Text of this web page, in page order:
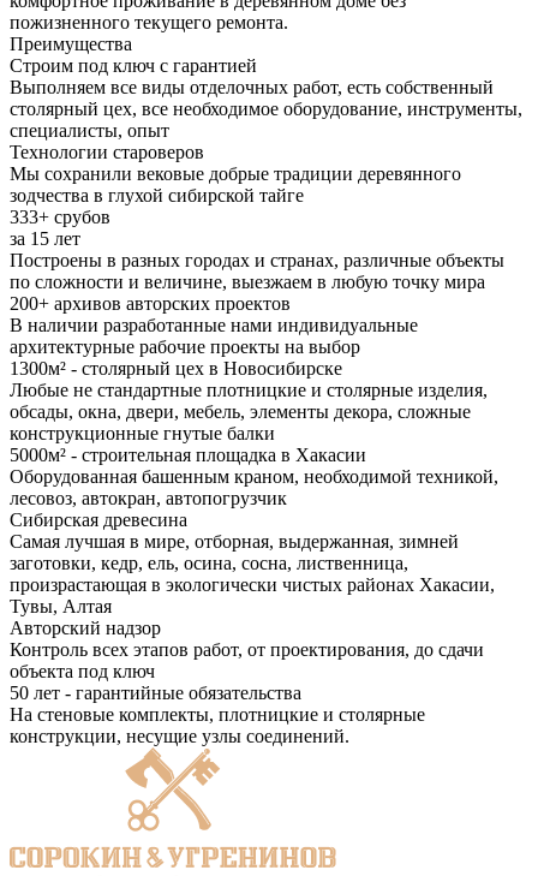
пожизненного текущего ремонта.
Преимущества
Строим под ключ с гарантией
Выполняем все виды отделочных работ, есть собственный
столярный цех, все необходимое оборудование, инструменты,
специалисты, опыт
Технологии староверов
Мы сохранили вековые добрые традиции деревянного
зодчества в глухой сибирской тайге
333+ срубов
за 15 лет
Построены в разных городах и странах, различные объекты
по сложности и величине, выезжаем в любую точку мира
200+ архивов авторских проектов
В наличии разработанные нами индивидуальные
архитектурные рабочие проекты на выбор
1300м² - столярный цех в Новосибирске
Любые не стандартные плотницкие и столярные изделия,
обсады, окна, двери, мебель, элементы декора, сложные
конструкционные гнутые балки
5000м² - строительная площадка в Хакасии
Оборудованная башенным краном, необходимой техникой,
лесовоз, автокран, автопогрузчик
Сибирская древесина
Самая лучшая в мире, отборная, выдержанная, зимней
заготовки, кедр, ель, осина, сосна, лиственница,
произрастающая в экологически чистых районах Хакасии,
Тувы, Алтая
Авторский надзор
Контроль всех этапов работ, от проектирования, до сдачи
объекта под ключ
50 лет - гарантийные обязательства
На стеновые комплекты, плотницкие и столярные
конструкции, несущие узлы соединений.